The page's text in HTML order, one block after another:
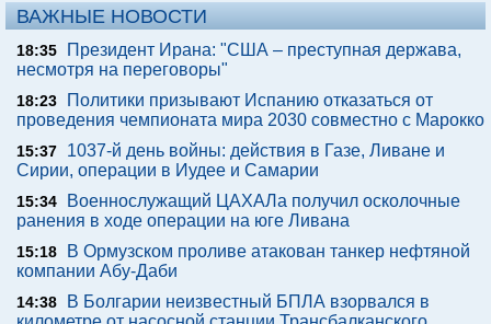
ВАЖНЫЕ НОВОСТИ
18:35
Президент Ирана: "США – преступная держава,
несмотря на переговоры"
18:23
Политики призывают Испанию отказаться от
проведения чемпионата мира 2030 совместно с Марокко
15:37
1037-й день войны: действия в Газе, Ливане и
Сирии, операции в Иудее и Самарии
15:34
Военнослужащий ЦАХАЛа получил осколочные
ранения в ходе операции на юге Ливана
15:18
В Ормузском проливе атакован танкер нефтяной
компании Абу-Даби
14:38
В Болгарии неизвестный БПЛА взорвался в